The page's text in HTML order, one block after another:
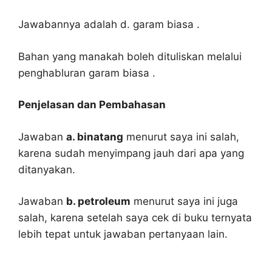
Jawabannya adalah d. garam biasa .
Bahan yang manakah boleh dituliskan melalui
penghabluran garam biasa .
Penjelasan dan Pembahasan
Jawaban a. binatang menurut saya ini salah,
karena sudah menyimpang jauh dari apa yang
ditanyakan.
Jawaban b. petroleum menurut saya ini juga
salah, karena setelah saya cek di buku ternyata
lebih tepat untuk jawaban pertanyaan lain.